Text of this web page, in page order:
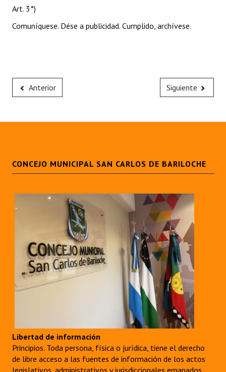
Art. 3°)
Comuníquese. Dése a publicidad. Cumplido, archívese.
Anterior Siguiente
CONCEJO MUNICIPAL SAN CARLOS DE BARILOCHE
Libertad de información
Principios. Toda persona, física o jurídica, tiene el derecho
de libre acceso a las fuentes de información de los actos
legislativos, administrativos y jurisdiccionales emanados